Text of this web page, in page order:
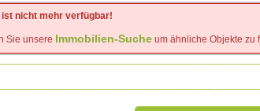
ist nicht mehr verfügbar!
Sie unsere Immobilien-Suche um ähnliche Objekte zu